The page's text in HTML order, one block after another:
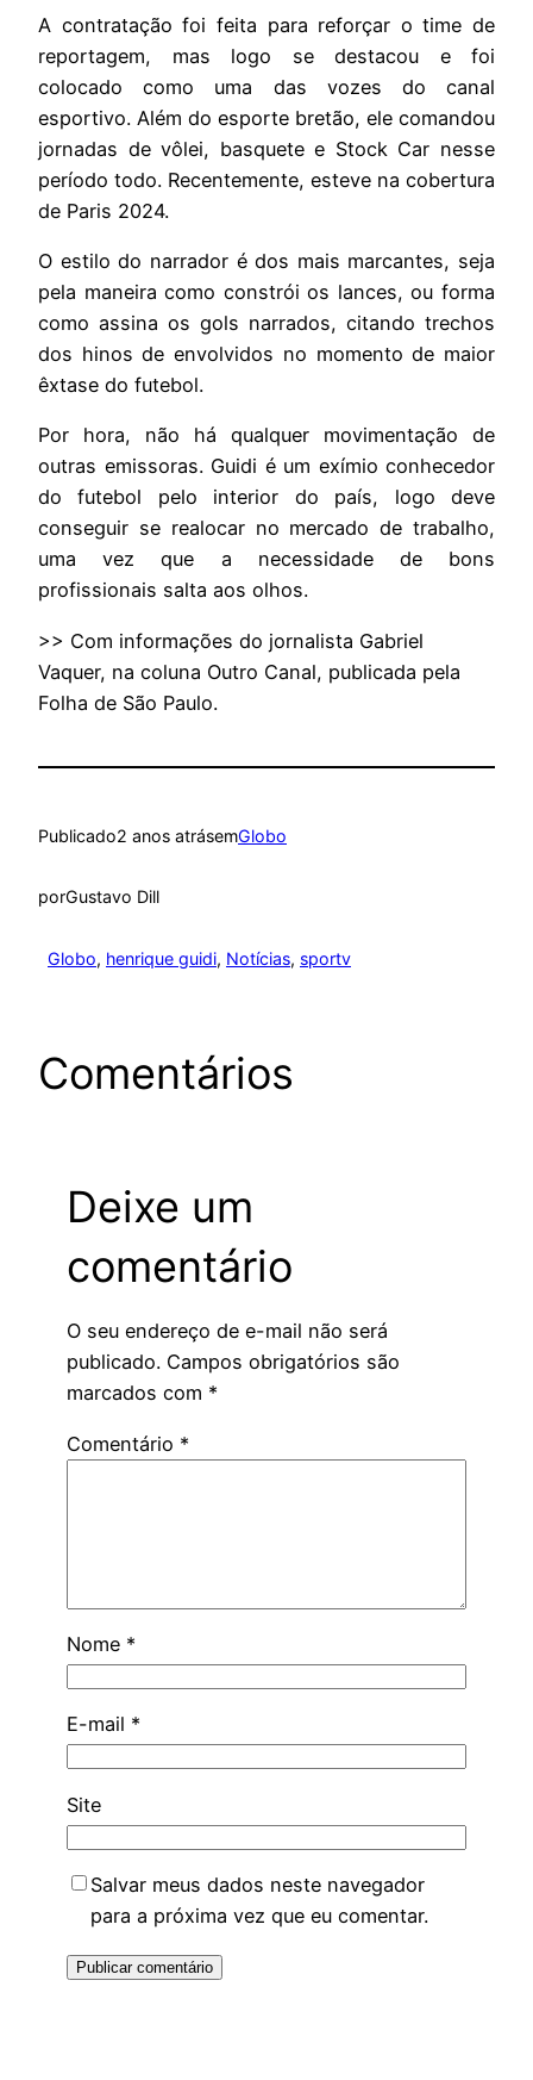
A contratação foi feita para reforçar o time de
reportagem, mas logo se destacou e foi
colocado como uma das vozes do canal
esportivo. Além do esporte bretão, ele comandou
jornadas de vôlei, basquete e Stock Car nesse
período todo. Recentemente, esteve na cobertura
de Paris 2024.
O estilo do narrador é dos mais marcantes, seja
pela maneira como constrói os lances, ou forma
como assina os gols narrados, citando trechos
dos hinos de envolvidos no momento de maior
êxtase do futebol.
Por hora, não há qualquer movimentação de
outras emissoras. Guidi é um exímio conhecedor
do futebol pelo interior do país, logo deve
conseguir se realocar no mercado de trabalho,
uma vez que a necessidade de bons
profissionais salta aos olhos.
>> Com informações do jornalista Gabriel
Vaquer, na coluna Outro Canal, publicada pela
Folha de São Paulo.
Publicado2 anos atrásemGlobo
porGustavo Dill
Globo, henrique guidi, Notícias, sportv
Comentários
Deixe um
comentário
O seu endereço de e-mail não será
publicado. Campos obrigatórios são
marcados com *
Comentário *
Nome *
E-mail *
Site
Salvar meus dados neste navegador
para a próxima vez que eu comentar.